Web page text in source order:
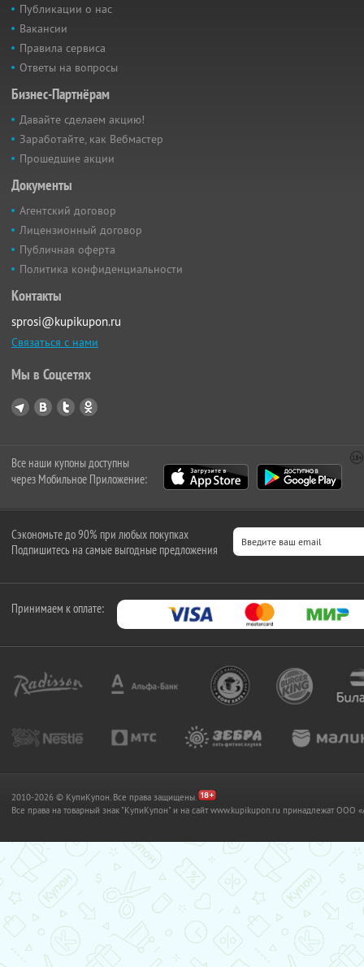
Публикации о нас
Вакансии
Правила сервиса
Ответы на вопросы
Бизнес-Партнёрам
Давайте сделаем акцию!
Заработайте, как Вебмастер
Прошедшие акции
Документы
Агентский договор
Лицензионный договор
Публичная оферта
Политика конфиденциальности
Контакты
sprosi@kupikupon.ru
Связаться с нами
Мы в Соцсетях
Все наши купоны доступны
через Мобильное Приложение:
Сэкономьте до 90% при любых покупках
Подпишитесь на самые выгодные предложения
Принимаем к оплате:
2010-2026 © КупиКупон. Все права защищены.
Все права на товарный знак "КупиКупон" и на сайт www.kupikupon.ru принадлежат